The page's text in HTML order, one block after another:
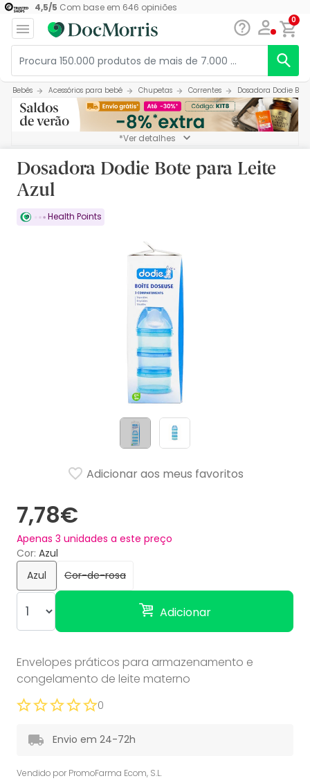
4,5/5 Com base em 646 opiniões
0
Bebés Acessórios para bebé Chupetas Correntes Dosadora Dodie
*Ver detalhes
Dosadora Dodie Bote para Leite
Azul
Health Points
7,78€
Apenas 3 unidades a este preço
Cor
Azul
Azul
Cor-de-rosa
Adicionar
Adicionar aos meus favoritos
Envelopes práticos para armazenamento e
congelamento de leite materno
0
Envio em 24-72h
Vendido por PromoFarma Ecom, S.L.